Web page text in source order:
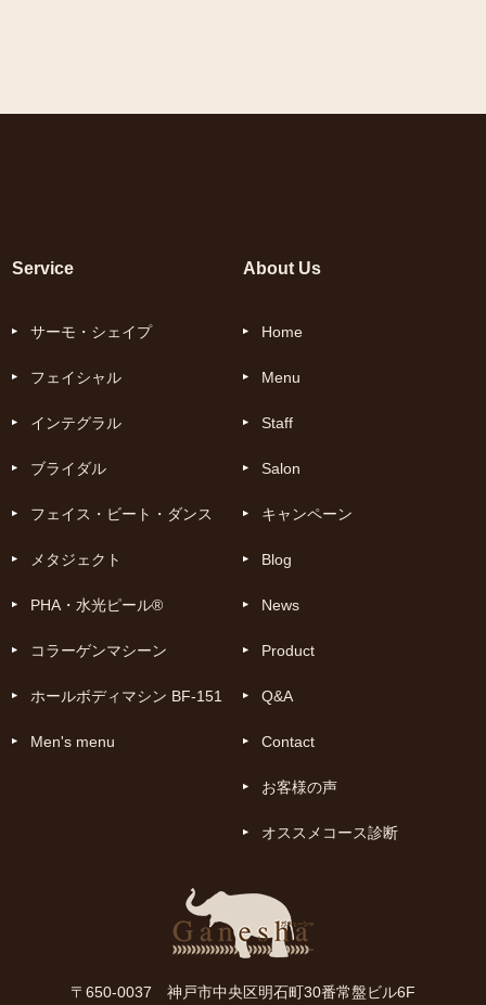
Service
サーモ・シェイプ
フェイシャル
インテグラル
ブライダル
フェイス・ビート・ダンス
メタジェクト
PHA・水光ピール®
コラーゲンマシーン
ホールボディマシン BF-151
Men's menu
About Us
Home
Menu
Staff
Salon
キャンペーン
Blog
News
Product
Q&A
Contact
お客様の声
オススメコース診断
〒650-0037 神戸市中央区明石町30番常盤ビル6F